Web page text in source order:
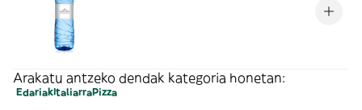
Arakatu antzeko dendak kategoria honetan:
EdariakItaliarraPizza